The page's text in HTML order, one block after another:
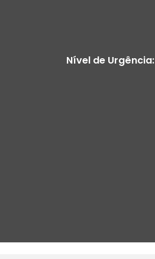
Nível de Urgência: